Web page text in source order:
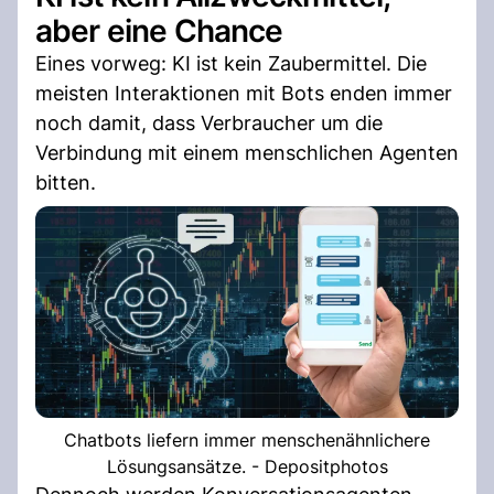
aber eine Chance
Eines vorweg: KI ist kein Zaubermittel. Die
meisten Interaktionen mit Bots enden immer
noch damit, dass Verbraucher um die
Verbindung mit einem menschlichen Agenten
bitten.
Chatbots liefern immer menschenähnlichere
Lösungsansätze. - Depositphotos